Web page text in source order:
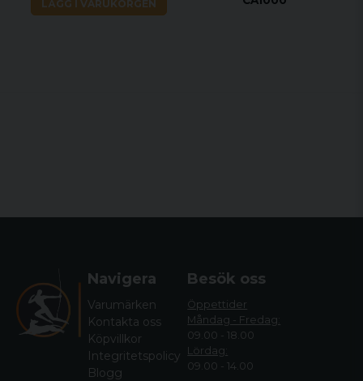
LÄGG I VARUKORGEN
Navigera
Varumärken
Kontakta oss
Köpvillkor
Integritetspolicy
Blogg
Besök oss
Öppettider
Måndag - Fredag:
09.00 - 18.00
Lördag:
09.00 - 14.00